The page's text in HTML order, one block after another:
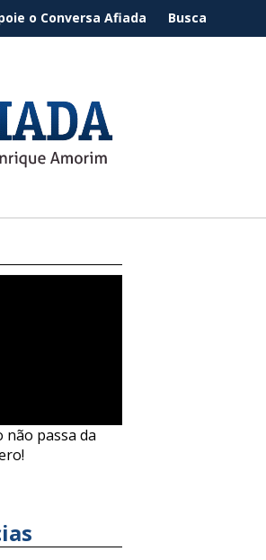
o Conversa Afiada Busca
não passa da